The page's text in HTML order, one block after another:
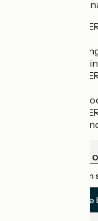
nemen in de
Regionale
Intercity-
Regionale
Gratis
Regionale
Biarritz >
Infrastructuur
De